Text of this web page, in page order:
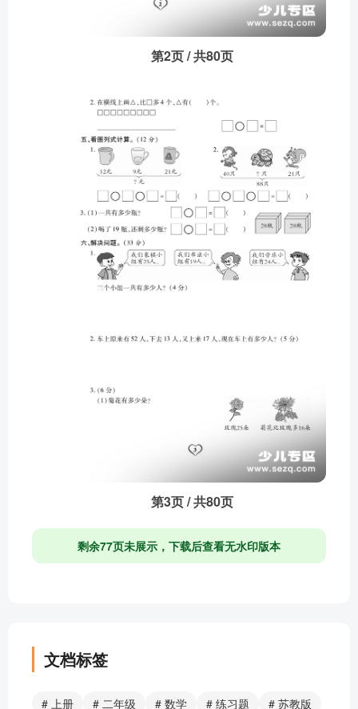
第2页 / 共80页
第3页 / 共80页
剩余77页未展示，下载后查看无水印版本
文档标签
# 上册 # 二年级 # 数学 # 练习题 # 苏教版